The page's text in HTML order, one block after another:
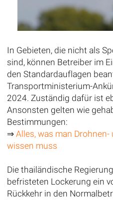
In Gebieten, die nicht als
sind, können Betreiber im
den Standardauflagen
Transportministerium-
2024. Zuständig dafür ist
Ansonsten gelten wie
Bestimmungen:
⇒ Alles, was man
wissen muss
Die thailändische
befristeten Lockerung ein
Rückkehr in den